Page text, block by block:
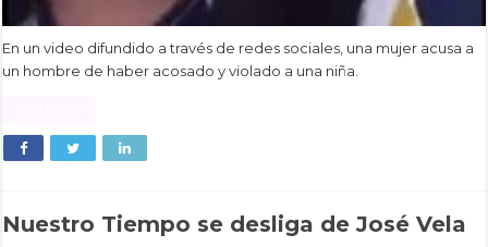
En un video difundido a través de redes sociales, una mujer acusa a
un hombre de haber acosado y violado a una niña.
Nuestro Tiempo se desliga de José Vela